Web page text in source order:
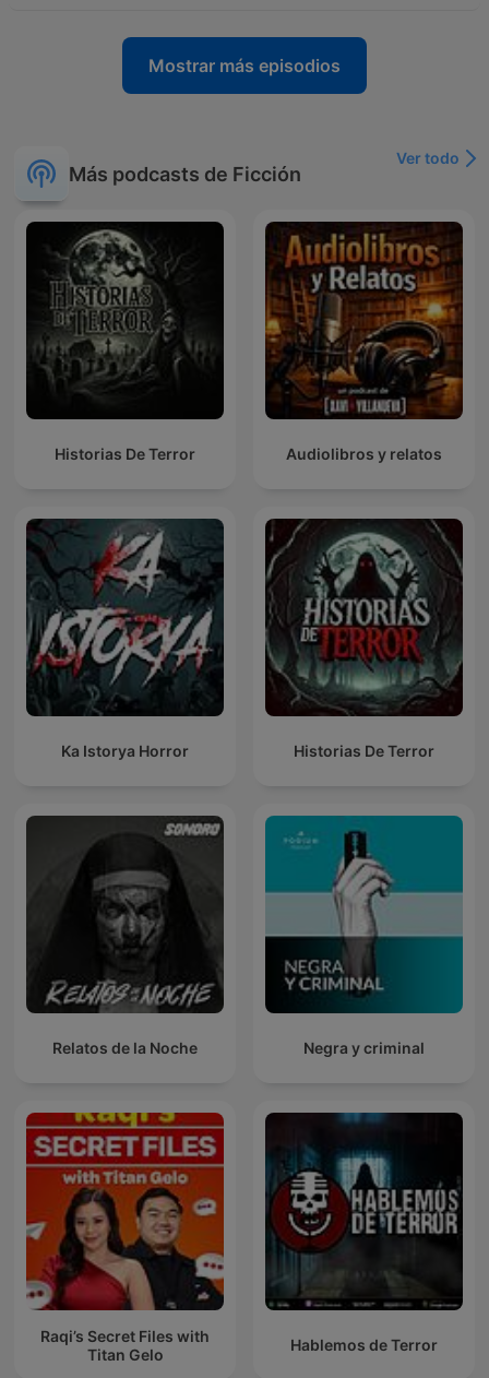
Mostrar más episodios
Más podcasts de Ficción
Ver todo
Historias De Terror Audiolibros y relatos
Ka Istorya Horror Historias De Terror
Relatos de la Noche Negra y criminal
Raqi’s Secret Files with
Titan Gelo
Hablemos de Terror